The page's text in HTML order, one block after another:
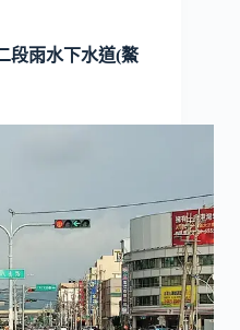
段雨水下水道(鰲